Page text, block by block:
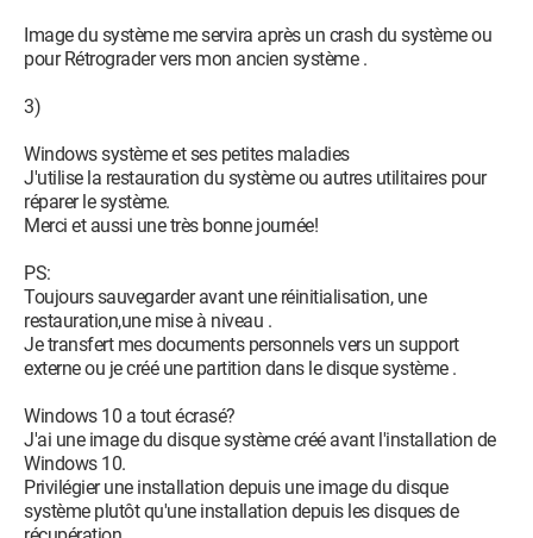
Image du système me servira après un crash du système ou
pour Rétrograder vers mon ancien système .
3)
Windows système et ses petites maladies
J'utilise la restauration du système ou autres utilitaires pour
réparer le système.
Merci et aussi une très bonne journée!
PS:
Toujours sauvegarder avant une réinitialisation, une
restauration,une mise à niveau .
Je transfert mes documents personnels vers un support
externe ou je créé une partition dans le disque système .
Windows 10 a tout écrasé?
J'ai une image du disque système créé avant l'installation de
Windows 10.
Privilégier une installation depuis une image du disque
système plutôt qu'une installation depuis les disques de